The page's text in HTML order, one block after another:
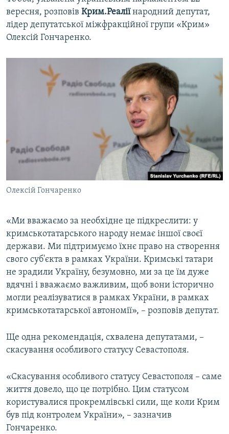
СВІДЧЕННЯ ОКУПАЦІЇ
УКРАЇНСЬКА ПРОБЛЕМА КРИМУ
Qırımtatar
Усі сайти RFE/RL
вересня, розповів Крим.Реаліїнародний депутат,
лідер депутатської міжфракційної групи «Крим»
Олексій Гончаренко.
Олексій Гончаренко
«Ми вважаємо за необхідне це підкреслити: у
кримськотатарського народу немає іншої своєї
держави. Ми підтримуємо їхнє право на створення
свого суб'єкта в рамках України. Кримські татари
не зрадили Україну, безумовно, ми за це їм дуже
вдячні і вважаємо важливим, щоб вони історично
могли реалізуватися в рамках України, в рамках
кримськотатарської автономії», – розповів депутат.
Ще одна рекомендація, схвалена депутатами, –
скасування особливого статусу Севастополя.
«Скасування особливого статусу Севастополя – саме
життя довело, що це потрібно. Цим статусом
користувалися прокремлівські сили, ще коли Крим
був під контролем України», – зазначив
Гончаренко.